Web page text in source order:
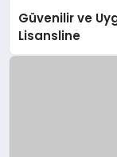
Güvenilir ve
Lisansline